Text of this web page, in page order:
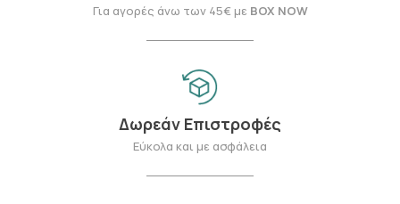
Για αγορές άνω των 45€ με BOX NOW
Δωρεάν Επιστροφές
Εύκολα και με ασφάλεια